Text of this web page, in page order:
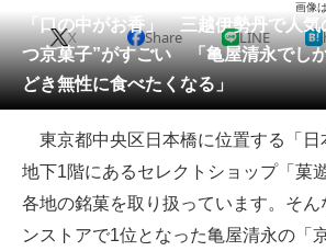
会員記事
メディア
注目記事を集めた総合ページ
ITの今と未来を見通す
スマホと通信の最新トレンド
「口の中がお香」 三越伊勢丹で人気
つ京菓子”がすごい 「亀屋清永でし
どき無性に食べたくなる」
画像
X Share LINE
東京都中央区日本橋に位置する「日
地下1階にあるセレクトショップ「菓
各地の銘菓を取り扱っています。そん
ンストアで1位となった亀屋清永の「